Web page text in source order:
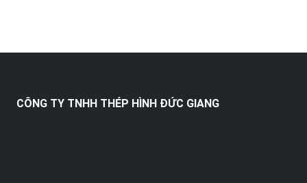
CÔNG TY TNHH THÉP HÌNH ĐỨC GIANG